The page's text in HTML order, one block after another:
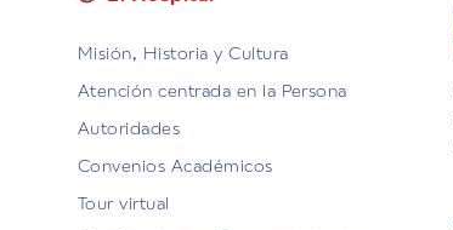
Misión, Historia y Cultura
Atención centrada en la Persona
Autoridades
Convenios Académicos
Tour virtual